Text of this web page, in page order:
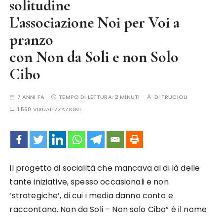
solitudine
L’associazione Noi per Voi a
pranzo
con Non da Soli e non Solo
Cibo
7 ANNI FA TEMPO DI LETTURA:2 MINUTI DI TRUCIOLI
1.560 VISUALIZZAZIONI
Il progetto di socialità che mancava al di là delle
tante iniziative, spesso occasionali e non
‘strategiche’, di cui i media danno conto e
raccontano. Non da Soli – Non solo Cibo” è il nome